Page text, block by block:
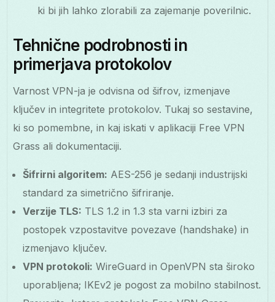
ki bi jih lahko zlorabili za zajemanje poverilnic.
Tehnične podrobnosti in
primerjava protokolov
Varnost VPN-ja je odvisna od šifrov, izmenjave
ključev in integritete protokolov. Tukaj so sestavine,
ki so pomembne, in kaj iskati v aplikaciji Free VPN
Grass ali dokumentaciji.
Šifrirni algoritem: AES-256 je sedanji industrijski
standard za simetrično šifriranje.
Verzije TLS: TLS 1.2 in 1.3 sta varni izbiri za
postopek vzpostavitve povezave (handshake) in
izmenjavo ključev.
VPN protokoli: WireGuard in OpenVPN sta široko
uporabljena; IKEv2 je pogost za mobilno stabilnost.